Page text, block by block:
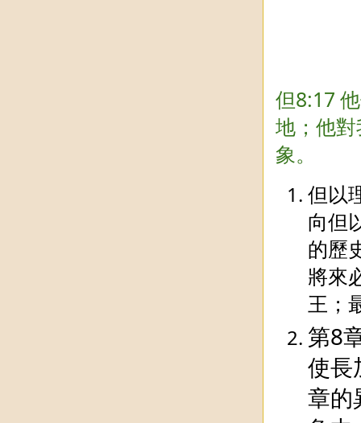
但8:17
地；他
象。
但以
向但
的歷
將來
王；
第8
使長
章的